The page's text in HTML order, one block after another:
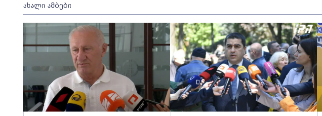
ახალი ამბები